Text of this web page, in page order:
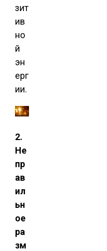
зит
ив
но
й
эн
ерг
ии.
2.
Не
пр
ав
ил
ьн
ое
ра
зм